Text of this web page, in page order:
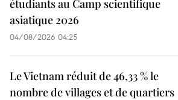
étudiants au Camp scientifique
asiatique 2026
04/08/2026 04:25
Le Vietnam réduit de 46,33 % le
nombre de villages et de quartiers